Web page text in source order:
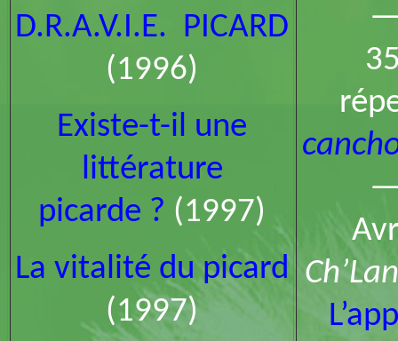
D.R.A.V.I.E. PICARD
(1996)
Existe-t-il une
littérature
picarde ? (1997)
La vitalité du picard
(1997)